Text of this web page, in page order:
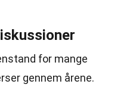
for mange
gennem årene.